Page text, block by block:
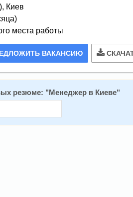
Киев
места работы
ВАКАНСИЮ
резюме: "Менеджер в Киеве"